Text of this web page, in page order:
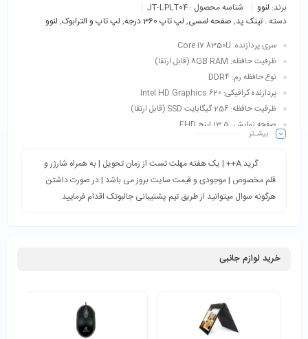
برند: لنوو شناسه محصول : JT-LPLT04
دسته : تینک پد, صفحه لمسی, لپ تاپ 360 درجه , لپ تاپ و الترابوک, لنوو
سری پردازنده: Core i7 8350U
ظرفیت حافظه: 8GB RAM (قابل ارتقا)
نوع حافظه رم: DDR4
پردازنده گرافیکی: Intel HD Graphics 620
ظرفیت حافظه: 256 گیگابایت SSD (قابل ارتقا)
صفحه نمایش: 13.5 اینج FHD
قلم مخصوص: دارد
بیشـتر
گرید A++ | یک هفته مهلت تست از زمان تحویل | به همراه شارژر و
قلم مخصوص | موجودی و قیمت سایت بروز می باشد | در صورت داشتن
هرگونه سوال میتوانید از طریق تیم پشتیبانی جالبوتک اقدام فرمایید.
خرید لوازم جانبی